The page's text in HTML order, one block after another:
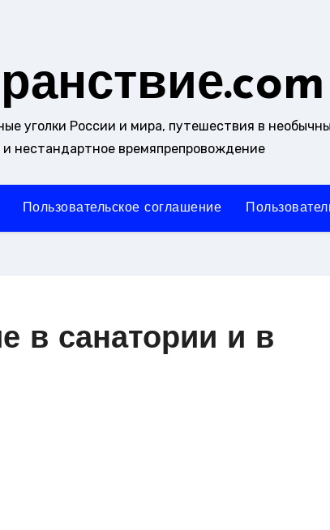
уголки России и мира, путешествия в
и нестандартное времяпрепровождение
Пользовательское соглашение
в санатории и в